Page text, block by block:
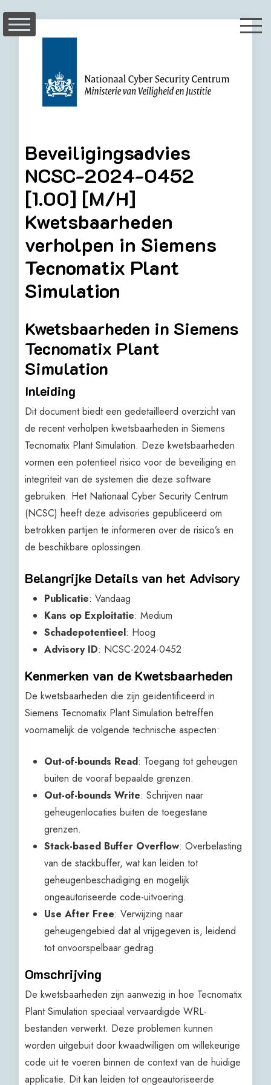
Beveiligingsadvies
NCSC-2024-0452
[1.00] [M/H]
Kwetsbaarheden
verholpen in Siemens
Tecnomatix Plant
Simulation
Kwetsbaarheden in Siemens
Tecnomatix Plant
Simulation
Inleiding
Dit document biedt een gedetailleerd overzicht van
de recent verholpen kwetsbaarheden in Siemens
Tecnomatix Plant Simulation. Deze kwetsbaarheden
vormen een potentieel risico voor de beveiliging en
integriteit van de systemen die deze software
gebruiken. Het Nationaal Cyber Security Centrum
(NCSC) heeft deze advisories gepubliceerd om
betrokken partijen te informeren over de risico’s en
de beschikbare oplossingen.
Belangrijke Details van het Advisory
Publicatie: Vandaag
Kans op Exploitatie: Medium
Schadepotentieel: Hoog
Advisory ID: NCSC-2024-0452
Kenmerken van de Kwetsbaarheden
De kwetsbaarheden die zijn geïdentificeerd in
Siemens Tecnomatix Plant Simulation betreffen
voornamelijk de volgende technische aspecten:
Out-of-bounds Read: Toegang tot geheugen
buiten de vooraf bepaalde grenzen.
Out-of-bounds Write: Schrijven naar
geheugenlocaties buiten de toegestane
grenzen.
Stack-based Buffer Overflow: Overbelasting
van de stackbuffer, wat kan leiden tot
geheugenbeschadiging en mogelijk
ongeautoriseerde code-uitvoering.
Use After Free: Verwijzing naar
geheugengebied dat al vrijgegeven is, leidend
tot onvoorspelbaar gedrag.
Omschrijving
De kwetsbaarheden zijn aanwezig in hoe Tecnomatix
Plant Simulation speciaal vervaardigde WRL-
bestanden verwerkt. Deze problemen kunnen
worden uitgebuit door kwaadwilligen om willekeurige
code uit te voeren binnen de context van de huidige
applicatie. Dit kan leiden tot ongeautoriseerde